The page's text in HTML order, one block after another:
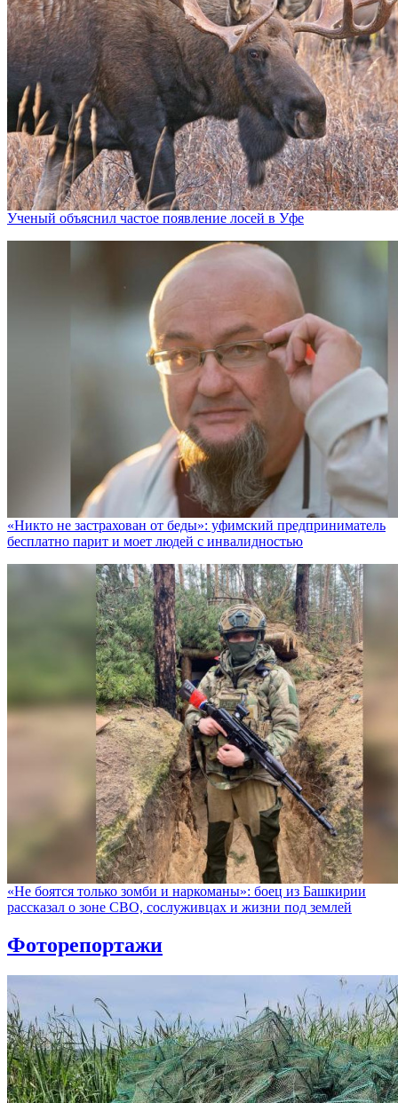
Ученый объяснил частое появление лосей в Уфе
«Никто не заcтрахован от беды»: уфимский предприниматель
бесплатно парит и моет людей с инвалидностью
«Не боятся только зомби и наркоманы»: боец из Башкирии
рассказал о зоне СВО, сослуживцах и жизни под землей
Фоторепортажи